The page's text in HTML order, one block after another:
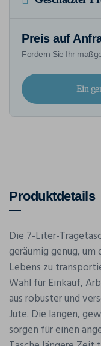
Preis auf
Fordern Sie Ihr
Ein
Produktdetails
Die 7-Liter-
geräumig genug,
Lebens zu
Wahl für Einkauf,
aus robuster und
Jute. Die langen,
sorgen für einen